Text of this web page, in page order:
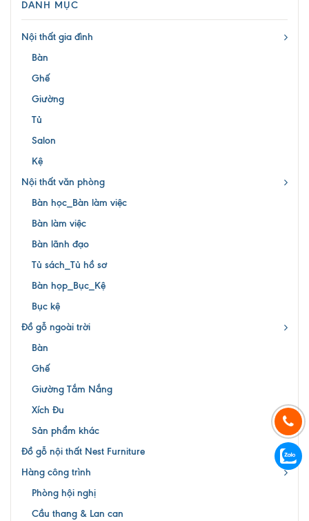
DANH MỤC
Nội thất gia đình
Bàn
Ghế
Giường
Tủ
Salon
Kệ
Nội thất văn phòng
Bàn học_Bàn làm việc
Bàn làm việc
Bàn lãnh đạo
Tủ sách_Tủ hồ sơ
Bàn họp_Bục_Kệ
Bục kệ
Đồ gỗ ngoài trời
Bàn
Ghế
Giường Tắm Nắng
Xích Đu
Sản phẩm khác
Đồ gỗ nội thất Nest Furniture
Hàng công trình
Phòng hội nghị
Cầu thang & Lan can